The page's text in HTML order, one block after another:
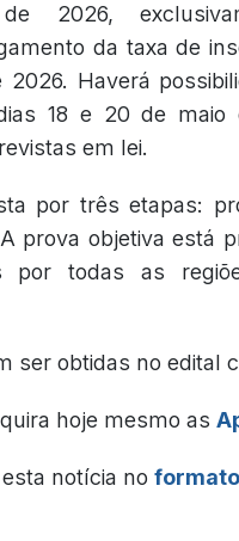
2026,
da taxa de
Haverá
18 e 20 de
em lei.
por três etapas:
prova objetiva está
por todas as
ser obtidas no edital
hoje mesmo as
notícia no